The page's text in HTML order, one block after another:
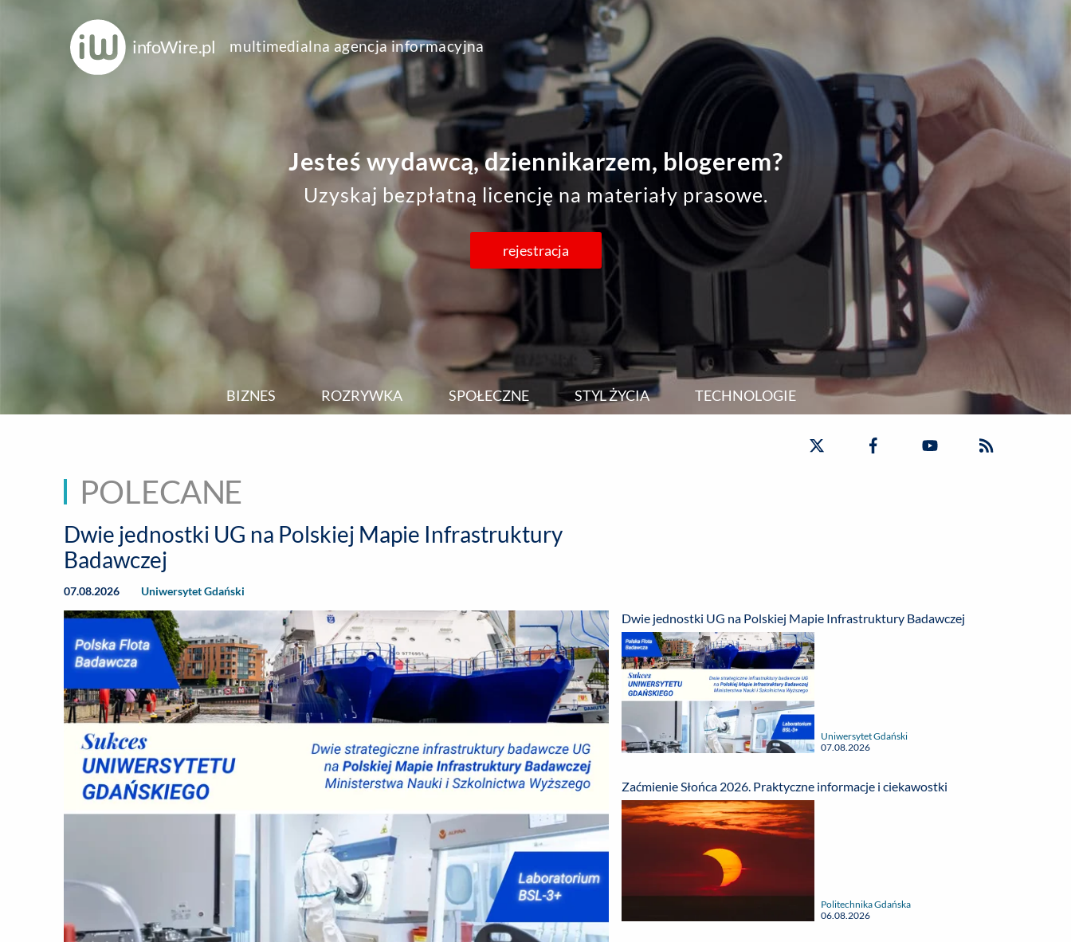
infoWire.pl multimedialna agencja informacyjna
Jesteś wydawcą, dziennikarzem, blogerem?
Uzyskaj bezpłatną licencję na materiały prasowe.
rejestracja
BIZNES ROZRYWKA SPOŁECZNE STYL ŻYCIA TECHNOLOGIE
POLECANE
Dwie jednostki UG na Polskiej Mapie Infrastruktury
Badawczej
07.08.2026 Uniwersytet Gdański
Dwie jednostki UG na Polskiej Mapie Infrastruktury Badawczej
Uniwersytet Gdański
07.08.2026
Zaćmienie Słońca 2026. Praktyczne informacje i ciekawostki
Politechnika Gdańska
06.08.2026